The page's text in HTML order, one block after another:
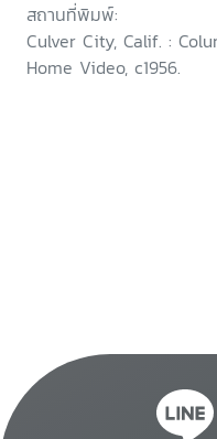
สถานที่พิมพ์:
Culver City, Calif. :
Home Video, c1956.